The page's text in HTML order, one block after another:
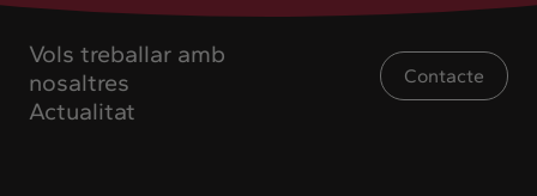
Vols treballar amb
nosaltres
Actualitat
Contacte